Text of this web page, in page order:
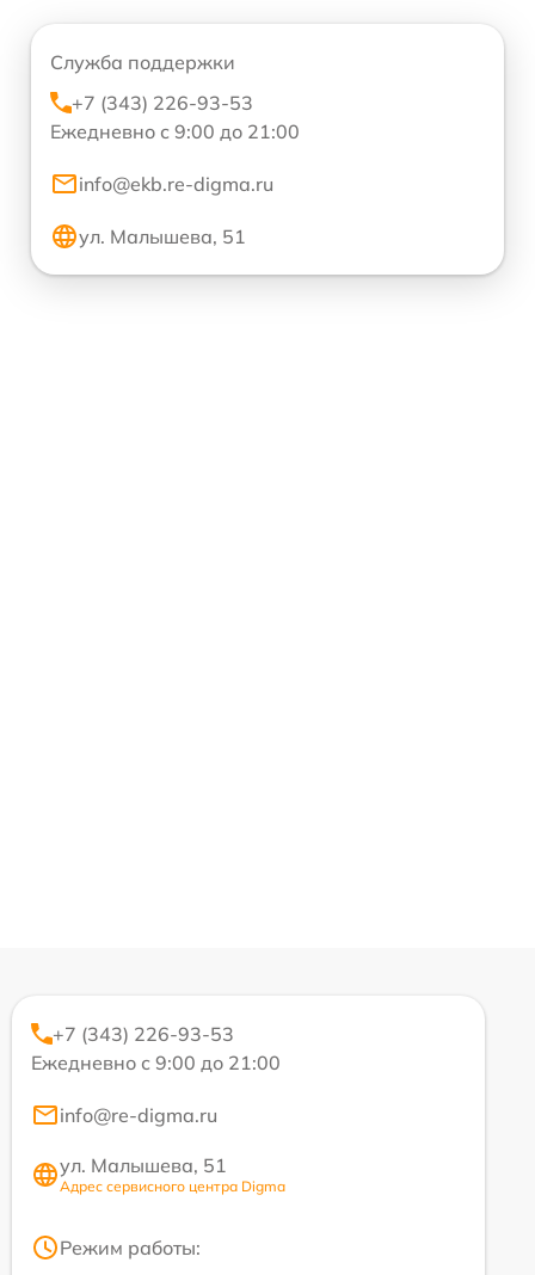
Служба поддержки
+7 (343) 226-93-53
Ежедневно с 9:00 до 21:00
info@ekb.re-digma.ru
ул. Малышева, 51
+7 (343) 226-93-53
Ежедневно с 9:00 до 21:00
info@re-digma.ru
ул. Малышева, 51
Адрес сервисного центра Digma
Режим работы: